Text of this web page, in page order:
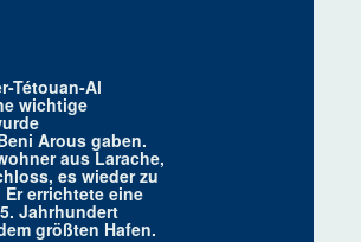
Tétouan-Al
wichtige
Arous gaben.
aus Larache,
es wieder zu
errichtete eine
Jahrhundert
größten Hafen.